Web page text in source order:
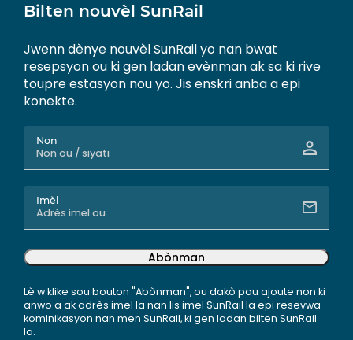
Bilten nouvèl SunRail
Jwenn dènye nouvèl SunRail yo nan bwat
resepsyon ou ki gen ladan evènman ak sa ki rive
toupre estasyon nou yo. Jis enskri anba a epi
konekte.
Non
Imèl
Abònman
Lè w klike sou bouton "Abònman", ou dakò pou ajoute non ki
anwo a ak adrès imel la nan lis imel SunRail la epi resevwa
kominikasyon nan men SunRail, ki gen ladan bilten SunRail
la.